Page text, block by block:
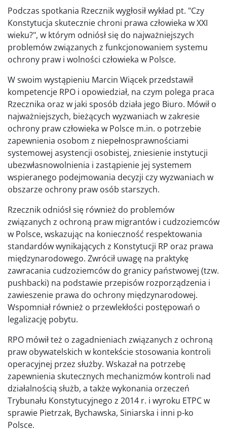
Podczas spotkania Rzecznik wygłosił wykład pt. "Czy
Konstytucja skutecznie chroni prawa człowieka w XXI
wieku?", w którym odniósł się do najważniejszych
problemów związanych z funkcjonowaniem systemu
ochrony praw i wolności człowieka w Polsce.
W swoim wystąpieniu Marcin Wiącek przedstawił
kompetencje RPO i opowiedział, na czym polega praca
Rzecznika oraz w jaki sposób działa jego Biuro. Mówił o
najważniejszych, bieżących wyzwaniach w zakresie
ochrony praw człowieka w Polsce m.in. o potrzebie
zapewnienia osobom z niepełnosprawnościami
systemowej asystencji osobistej, zniesienie instytucji
ubezwłasnowolnienia i zastąpienie jej systemem
wspieranego podejmowania decyzji czy wyzwaniach w
obszarze ochrony praw osób starszych.
Rzecznik odniósł się również do problemów
związanych z ochroną praw migrantów i cudzoziemców
w Polsce, wskazując na konieczność respektowania
standardów wynikających z Konstytucji RP oraz prawa
międzynarodowego. Zwrócił uwagę na praktykę
zawracania cudzoziemców do granicy państwowej (tzw.
pushbacki) na podstawie przepisów rozporządzenia i
zawieszenie prawa do ochrony międzynarodowej.
Wspomniał również o przewlekłości postępowań o
legalizację pobytu.
RPO mówił też o zagadnieniach związanych z ochroną
praw obywatelskich w kontekście stosowania kontroli
operacyjnej przez służby. Wskazał na potrzebę
zapewnienia skutecznych mechanizmów kontroli nad
działalnością służb, a także wykonania orzeczeń
Trybunału Konstytucyjnego z 2014 r. i wyroku ETPC w
sprawie Pietrzak, Bychawska, Siniarska i inni p-ko
Polsce.